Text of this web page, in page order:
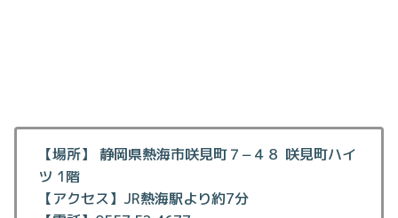
【場所】 静岡県熱海市咲見町７−４８ 咲見町ハイ
ツ 1階
【アクセス】JR熱海駅より約7分